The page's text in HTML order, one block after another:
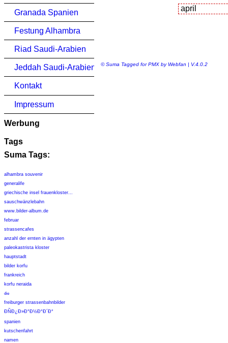
Granada Spanien
Festung Alhambra
Riad Saudi-Arabien
Jeddah Saudi-Arabien
Kontakt
Impressum
Werbung
Tags
Suma Tags:
alhambra souvenir
generalife
griechische insel frauenkloster...
sauschwänzlebahn
www.bilder-album.de
februar
strassencafes
anzahl der ernten in ägypten
paleokastrista kloster
hauptstadt
bilder korfu
frankreich
korfu neraida
die
freiburger strassenbahnbilder
Ð­ÑÐ¿Ð»Ð°Ð½Ð°Ð´Ð°
spanien
kutschenfahrt
namen
© Suma Tagged for PMX by Webfan | V.4.0.2